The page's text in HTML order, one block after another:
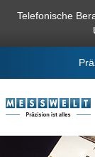
springen
Telefonische